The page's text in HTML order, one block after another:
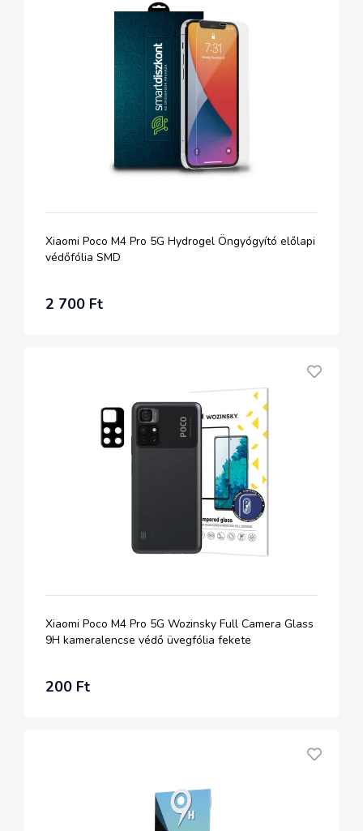
Xiaomi Poco M4 Pro 5G Hydrogel Öngyógyító előlapi
védőfólia SMD
2 700 Ft
Xiaomi Poco M4 Pro 5G Wozinsky Full Camera Glass
9H kameralencse védő üvegfólia fekete
200 Ft